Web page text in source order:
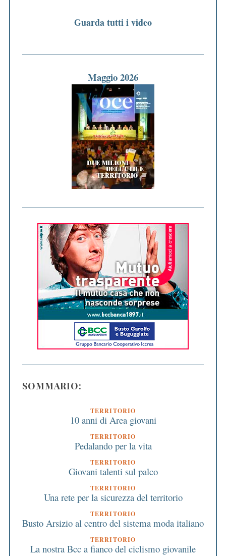
Guarda tutti i video
Maggio 2026
SOMMARIO:
TERRITORIO
10 anni di Area giovani
TERRITORIO
Pedalando per la vita
TERRITORIO
Giovani talenti sul palco
TERRITORIO
Una rete per la sicurezza del territorio
TERRITORIO
Busto Arsizio al centro del sistema moda italiano
TERRITORIO
La nostra Bcc a fianco del ciclismo giovanile